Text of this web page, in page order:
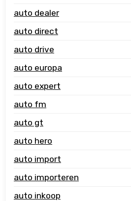
auto dealer
auto direct
auto drive
auto europa
auto expert
auto fm
auto gt
auto hero
auto import
auto importeren
auto inkoop